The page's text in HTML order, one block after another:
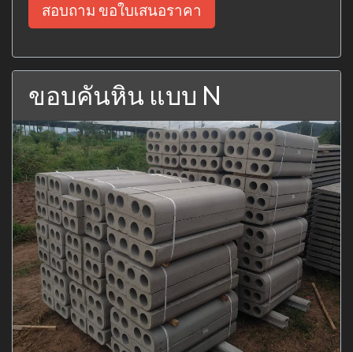
สอบถาม ขอใบเสนอราคา
ขอบคันหิน แบบ N